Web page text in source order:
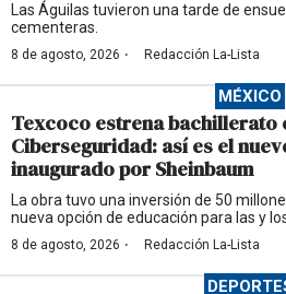
Las Águilas tuvieron una tarde de
cementeras.
8 de agosto, 2026 · Redacción La-Lista
MÉXICO
Texcoco estrena
Ciberseguridad: así es el
inaugurado por Sheinbaum
La obra tuvo una inversión de 50
nueva opción de educación para las y
8 de agosto, 2026 · Redacción La-Lista